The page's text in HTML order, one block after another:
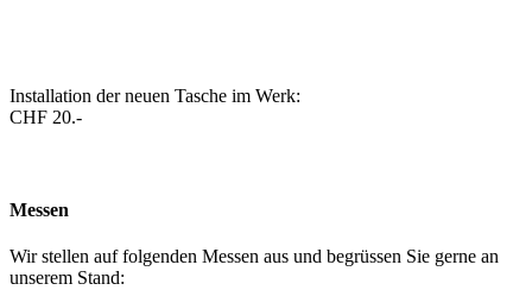
Installation der neuen Tasche im Werk:
CHF 20.-
Messen
Wir stellen auf folgenden Messen aus und begrüssen Sie gerne an
unserem Stand: